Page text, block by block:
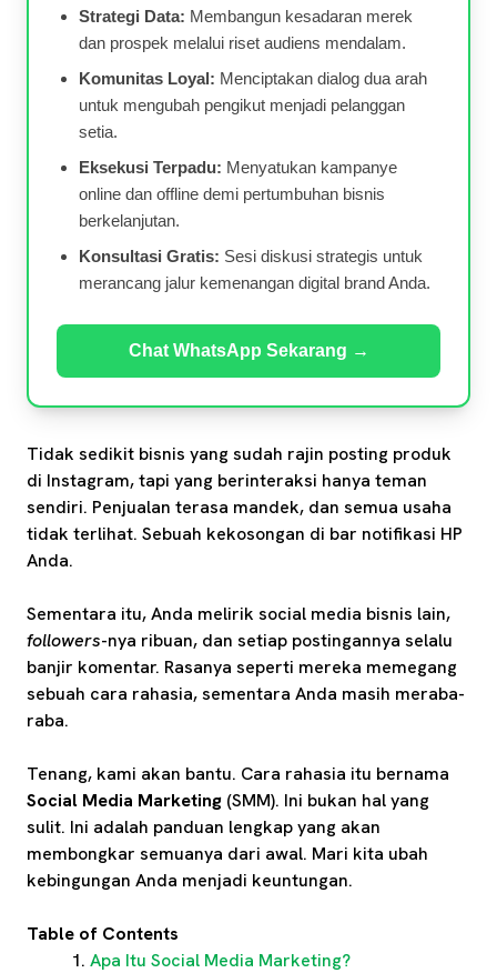
Strategi Data: Membangun kesadaran merek
dan prospek melalui riset audiens mendalam.
Komunitas Loyal: Menciptakan dialog dua arah
untuk mengubah pengikut menjadi pelanggan
setia.
Eksekusi Terpadu: Menyatukan kampanye
online dan offline demi pertumbuhan bisnis
berkelanjutan.
Konsultasi Gratis: Sesi diskusi strategis untuk
merancang jalur kemenangan digital brand Anda.
Chat WhatsApp Sekarang →
Tidak sedikit bisnis yang sudah rajin posting produk
di Instagram, tapi yang berinteraksi hanya teman
sendiri. Penjualan terasa mandek, dan semua usaha
tidak terlihat. Sebuah kekosongan di bar notifikasi HP
Anda.
Sementara itu, Anda melirik social media bisnis lain,
followers-nya ribuan, dan setiap postingannya selalu
banjir komentar. Rasanya seperti mereka memegang
sebuah cara rahasia, sementara Anda masih meraba-
raba.
Tenang, kami akan bantu. Cara rahasia itu bernama
Social Media Marketing (SMM). Ini bukan hal yang
sulit. Ini adalah panduan lengkap yang akan
membongkar semuanya dari awal. Mari kita ubah
kebingungan Anda menjadi keuntungan.
Table of Contents
Apa Itu Social Media Marketing?